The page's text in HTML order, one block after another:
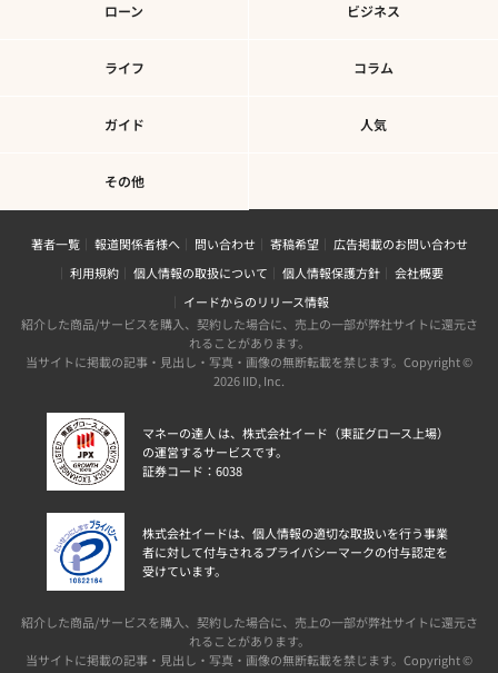
ローン ビジネス
ライフ コラム
ガイド 人気
その他
著者一覧 報道関係者様へ 問い合わせ 寄稿希望
広告掲載のお問い合わせ
利用規約
個人情報の取扱について 個人情報保護方針
会社概要
イードからのリリース情報
紹介した商品/サービスを購入、契約した場合に、売上の一部が弊社サイトに還元さ
れることがあります。
当サイトに掲載の記事・見出し・写真・画像の無断転載を禁じます。Copyright ©
2026 IID, Inc.
マネーの達人 は、株式会社イード（東証グロース上場）
の運営するサービスです。
証券コード：6038
株式会社イードは、個人情報の適切な取扱いを行う事業
者に対して付与されるプライバシーマークの付与認定を
受けています。
紹介した商品/サービスを購入、契約した場合に、売上の一部が弊社サイトに還元さ
れることがあります。
当サイトに掲載の記事・見出し・写真・画像の無断転載を禁じます。Copyright ©